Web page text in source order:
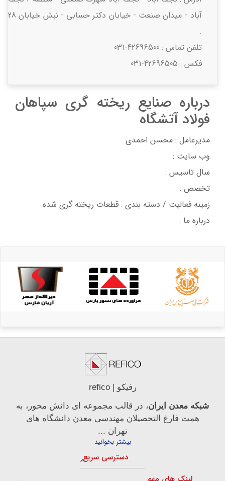
آباد - میدان صنعت - خیابان دکتر حسابی - نبش خیابان 28
.
تلفن تماس : 031-42696500
فکس : 031-42696505
درباره صنایع ریخته گری سپاهان
فولاد آتشگاه
مدیرعامل : محسن احمدی
وب سایت :
سال تاسیس :
تخصص :
زمینه فعالیت / دسته بندی : قطعات ریخته گری شده
درباره ما :
رفیکو | refico
شبکه معدن ایران، در قالب مجموعه ای دانش محور، به
همت فارغ­ التحصیلان مهندسی معدن دانشگاه ­های
تهران ...
بیشتر بخوانید
دسترسی سریع